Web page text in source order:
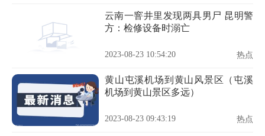
云南一窨井里发现两具男尸 昆明警
方：检修设备时溺亡
2023-08-23 10:54:20 热点
黄山屯溪机场到黄山风景区（屯溪
机场到黄山景区多远）
2023-08-23 09:43:19 热点